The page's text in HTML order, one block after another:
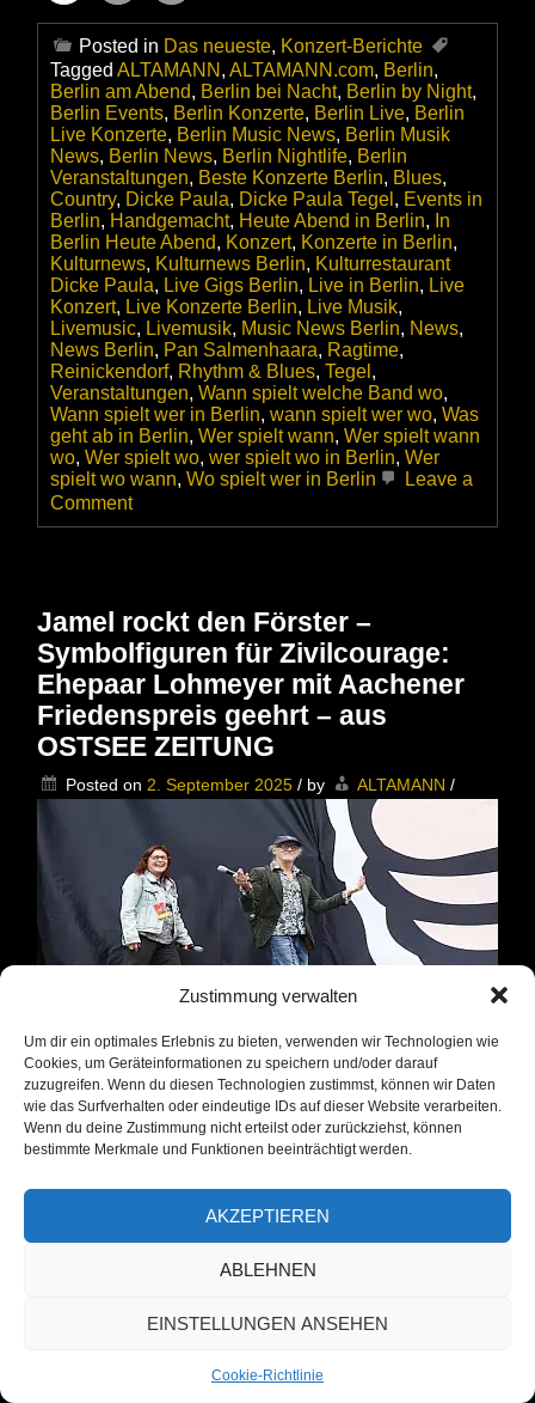
Zustimmung verwalten
Um dir ein optimales Erlebnis zu bieten, verwenden wir Technologien wie
Cookies, um Geräteinformationen zu speichern und/oder darauf
zuzugreifen. Wenn du diesen Technologien zustimmst, können wir Daten
wie das Surfverhalten oder eindeutige IDs auf dieser Website verarbeiten.
Wenn du deine Zustimmung nicht erteilst oder zurückziehst, können
bestimmte Merkmale und Funktionen beeinträchtigt werden.
AKZEPTIEREN
ABLEHNEN
EINSTELLUNGEN ANSEHEN
Cookie-Richtlinie
Posted in Das neueste, Konzert-Berichte
Tagged ALTAMANN , ALTAMANN.com, Berlin,
Berlin am Abend, Berlin bei Nacht, Berlin by Night,
Berlin Events, Berlin Konzerte, Berlin Live, Berlin
Live Konzerte, Berlin Music News, Berlin Musik
News, Berlin News, Berlin Nightlife, Berlin
Veranstaltungen, Beste Konzerte Berlin, Blues,
Country, Dicke Paula, Dicke Paula Tegel , Events in
Berlin, Handgemacht, Heute Abend in Berlin, In
Berlin Heute Abend, Konzert, Konzerte in Berlin,
Kulturnews, Kulturnews Berlin, Kulturrestaurant
Dicke Paula, Live Gigs Berlin, Live in Berlin, Live
Konzert, Live Konzerte Berlin, Live Musik,
Livemusic, Livemusik, Music News Berlin, News,
News Berlin, Pan Salmenhaara, Ragtime,
Reinickendorf, Rhythm & Blues, Tegel ,
Veranstaltungen, Wann spielt welche Band wo,
Wann spielt wer in Berlin, wann spielt wer wo, Was
geht ab in Berlin, Wer spielt wann, Wer spielt wann
wo, Wer spielt wo, wer spielt wo in Berlin, Wer
spielt wo wann, Wo spielt wer in Berlin
Leave a
Commenton
Pan
Ragtime
im
Kulturrestaurant
Dicke
Paula
Jamel rockt den Förster –
Symbolfiguren für Zivilcourage:
Ehepaar Lohmeyer mit Aachener
Friedenspreis geehrt – aus
OSTSEE ZEITUNG
Posted on 2. September 2025 / by ALTAMANN /
Jamel Rockt den Förster –
Symbolfiguren für Zivilcourage: Ehepaar
Lohmeyer mit Aachener Friedenspreis
geehrt
und Horst Lohmeyer für ihr Festival
„Jamel rockt den Förster“ gegangen.